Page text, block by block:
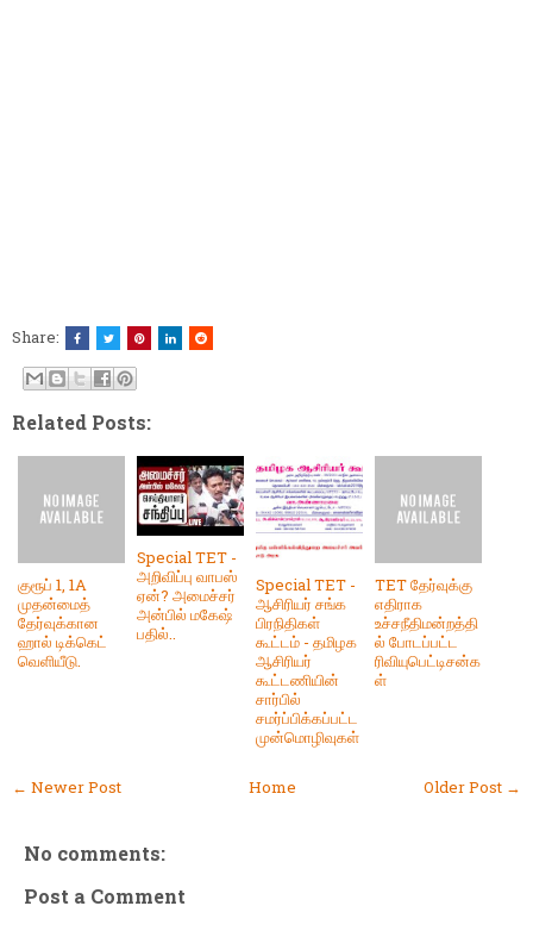
Share:
Related Posts:
குரூப் 1, 1A
முதன்மைத்
தேர்வுக்கான
ஹால் டிக்கெட்
வெளியீடு.
Special TET -
அறிவிப்பு வாபஸ்
ஏன்? அமைச்சர்
அன்பில் மகேஷ்
பதில்..
Special TET -
ஆசிரியர் சங்க
பிரநிதிகள்
கூட்டம் - தமிழக
ஆசிரியர்
கூட்டணியின்
சார்பில்
சமர்ப்பிக்கப்பட்ட
முன்மொழிவுகள்
TET தேர்வுக்கு
எதிராக
உச்சநீதிமன்றத்தி
ல் போடப்பட்ட
ரிவியுபெட்டிசன்க
ள்
← Newer Post Older Post →
Home
No comments:
Post a Comment